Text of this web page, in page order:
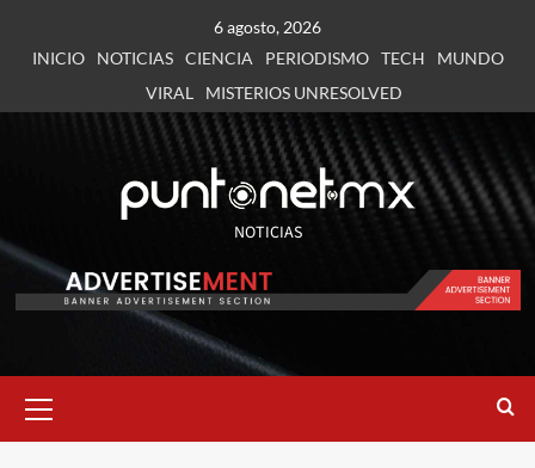
6 agosto, 2026
INICIO
NOTICIAS CIENCIA PERIODISMO TECH
MUNDO
VIRAL
MISTERIOS UNRESOLVED
NOTICIAS